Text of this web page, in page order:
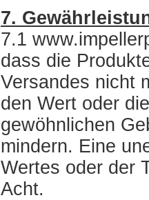
7.
7.1
dass die
Versandes nicht
den Wert oder
gewöhnlichen
mindern. Eine
Wertes oder der
Acht.